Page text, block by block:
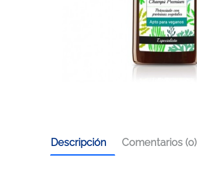
Descripción Comentarios (0)